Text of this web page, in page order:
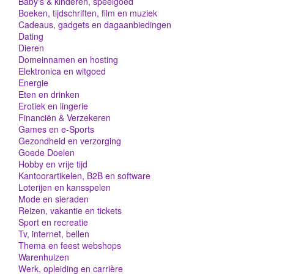
Boeken, tijdschriften, film en muziek
Cadeaus, gadgets en dagaanbiedingen
Dating
Dieren
Domeinnamen en hosting
Elektronica en witgoed
Energie
Eten en drinken
Erotiek en lingerie
Financiën & Verzekeren
Games en e-Sports
Gezondheid en verzorging
Goede Doelen
Hobby en vrije tijd
Kantoorartikelen, B2B en software
Loterijen en kansspelen
Mode en sieraden
Reizen, vakantie en tickets
Sport en recreatie
Tv, internet, bellen
Thema en feest webshops
Warenhuizen
Werk, opleiding en carrière